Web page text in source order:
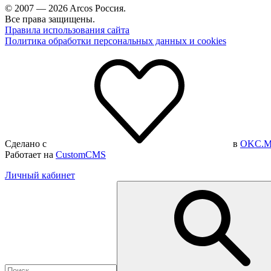
© 2007 — 2026 Arcos Россия.
Все права защищены.
Правила использования сайта
Политика обработки персональных данных и cookies
Сделано с в
Работает на CustomCMS
Личный кабинет